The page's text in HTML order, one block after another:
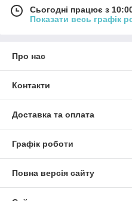
Сьогодні працює з
Показати весь графік
Про нас
Контакти
Доставка та оплата
Графік роботи
Повна версія сайту